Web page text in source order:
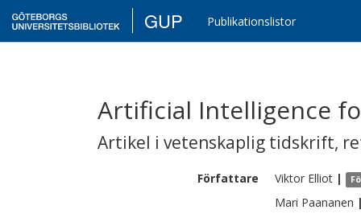
GUP Publikationslistor
Artificial Intelligence
Artikel i vetenskaplig tidskrift,
Författare Viktor Elliot |
Mari Paananen